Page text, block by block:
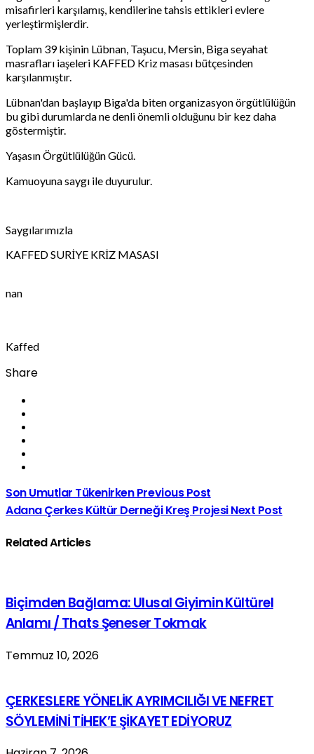
misafirleri karşılamış, kendilerine tahsis ettikleri evlere
yerleştirmişlerdir.
Toplam 39 kişinin Lübnan, Taşucu, Mersin, Biga seyahat
masrafları iaşeleri KAFFED Kriz masası bütçesinden
karşılanmıştır.
Lübnan'dan başlayıp Biga'da biten organizasyon örgütlülüğün
bu gibi durumlarda ne denli önemli olduğunu bir kez daha
göstermiştir.
Yaşasın Örgütlülüğün Gücü.
Kamuoyuna saygı ile duyurulur.
Saygılarımızla
KAFFED SURİYE KRİZ MASASI
nan
Kaffed
Share
Son Umutlar TükenirkenPrevious Post
Adana Çerkes Kültür Derneği Kreş ProjesiNext Post
Related Articles
Biçimden Bağlama: Ulusal Giyimin Kültürel
Anlamı / Thats Şeneser Tokmak
Temmuz 10, 2026
ÇERKESLERE YÖNELİK AYRIMCILIĞI VE NEFRET
SÖYLEMİNİ TİHEK’E ŞİKAYET EDİYORUZ